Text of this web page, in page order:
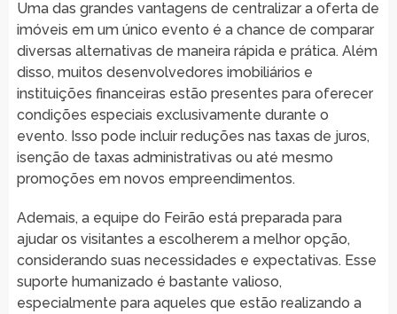
Uma das grandes vantagens de centralizar a oferta de
imóveis em um único evento é a chance de comparar
diversas alternativas de maneira rápida e prática. Além
disso, muitos desenvolvedores imobiliários e
instituições financeiras estão presentes para oferecer
condições especiais exclusivamente durante o
evento. Isso pode incluir reduções nas taxas de juros,
isenção de taxas administrativas ou até mesmo
promoções em novos empreendimentos.
Ademais, a equipe do Feirão está preparada para
ajudar os visitantes a escolherem a melhor opção,
considerando suas necessidades e expectativas. Esse
suporte humanizado é bastante valioso,
especialmente para aqueles que estão realizando a